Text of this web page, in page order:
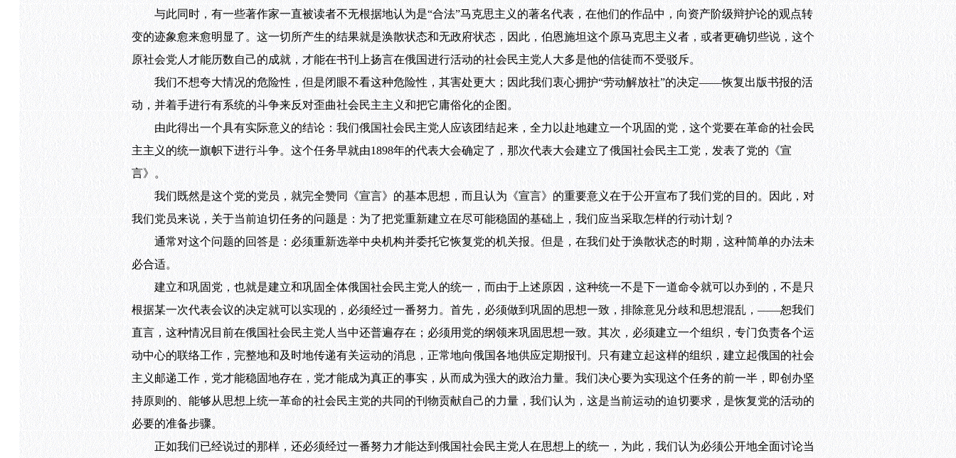
与此同时，有一些著作家一直被读者不无根据地认为是“合法”马克思主义的著名代表，在他们的作品中，向资产阶级辩护论的观点转
变的迹象愈来愈明显了。这一切所产生的结果就是涣散状态和无政府状态，因此，伯恩施坦这个原马克思主义者，或者更确切些说，这个
原社会党人才能历数自己的成就，才能在书刊上扬言在俄国进行活动的社会民主党人大多是他的信徒而不受驳斥。
我们不想夸大情况的危险性，但是闭眼不看这种危险性，其害处更大；因此我们衷心拥护“劳动解放社”的决定——恢复出版书报的活
动，并着手进行有系统的斗争来反对歪曲社会民主主义和把它庸俗化的企图。
由此得出一个具有实际意义的结论：我们俄国社会民主党人应该团结起来，全力以赴地建立一个巩固的党，这个党要在革命的社会民
主主义的统一旗帜下进行斗争。这个任务早就由1898年的代表大会确定了，那次代表大会建立了俄国社会民主工党，发表了党的《宣
言》。
我们既然是这个党的党员，就完全赞同《宣言》的基本思想，而且认为《宣言》的重要意义在于公开宣布了我们党的目的。因此，对
我们党员来说，关于当前迫切任务的问题是：为了把党重新建立在尽可能稳固的基础上，我们应当采取怎样的行动计划？
通常对这个问题的回答是：必须重新选举中央机构并委托它恢复党的机关报。但是，在我们处于涣散状态的时期，这种简单的办法未
必合适。
建立和巩固党，也就是建立和巩固全体俄国社会民主党人的统一，而由于上述原因，这种统一不是下一道命令就可以办到的，不是只
根据某一次代表会议的决定就可以实现的，必须经过一番努力。首先，必须做到巩固的思想一致，排除意见分歧和思想混乱，——恕我们
直言，这种情况目前在俄国社会民主党人当中还普遍存在；必须用党的纲领来巩固思想一致。其次，必须建立一个组织，专门负责各个运
动中心的联络工作，完整地和及时地传递有关运动的消息，正常地向俄国各地供应定期报刊。只有建立起这样的组织，建立起俄国的社会
主义邮递工作，党才能稳固地存在，党才能成为真正的事实，从而成为强大的政治力量。我们决心要为实现这个任务的前一半，即创办坚
持原则的、能够从思想上统一革命的社会民主党的共同的刊物贡献自己的力量，我们认为，这是当前运动的迫切要求，是恢复党的活动的
必要的准备步骤。
正如我们已经说过的那样，还必须经过一番努力才能达到俄国社会民主党人在思想上的统一，为此，我们认为必须公开地全面讨论当